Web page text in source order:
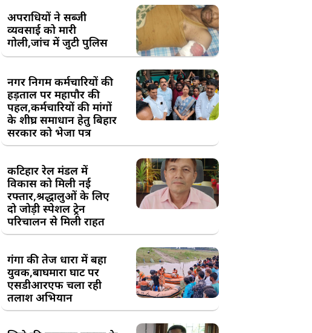
अपराधियों ने सब्जी
व्यवसाई को मारी
गोली,जांच में जुटी पुलिस
नगर निगम कर्मचारियों की
हड़ताल पर महापौर की
पहल,कर्मचारियों की मांगों
के शीघ्र समाधान हेतु बिहार
सरकार को भेजा पत्र
कटिहार रेल मंडल में
विकास को मिली नई
रफ्तार,श्रद्धालुओं के लिए
दो जोड़ी स्पेशल ट्रेन
परिचालन से मिली राहत
गंगा की तेज धारा में बहा
युवक,बाघमारा घाट पर
एसडीआरएफ चला रही
तलाश अभियान